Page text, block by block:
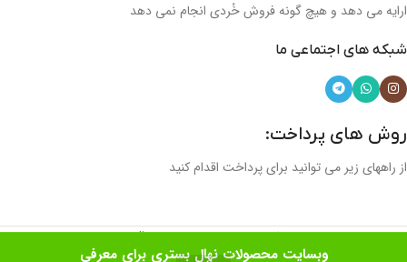
وبسایت محصولات نهال بستری برای معرفی
ارایه می دهد و هیچ گونه فروش خُردی انجام نمی دهد
شبکه های اجتماعی ما
روش های پرداخت:
از راههای زیر می توانید برای پرداخت اقدام کنید
طراحی و پشتیبانی studio yuna